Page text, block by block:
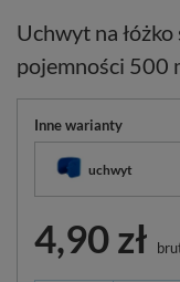
Uchwyt na
pojemności 500
Inne warianty
uchwyt
4,90 zł